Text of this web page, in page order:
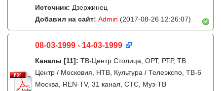
Источник: Дзержинец
Добавил на сайт: Admin (2017-08-26 12:26:07)
08-03-1999 - 14-03-1999
Каналы [11]: ТВ-Центр Столица, ОРТ, РТР, ТВ
Центр / Московия, НТВ, Культура / Телеэкспо, ТВ-6
Москва, REN-TV, 31 канал, СТС, Муз-ТВ